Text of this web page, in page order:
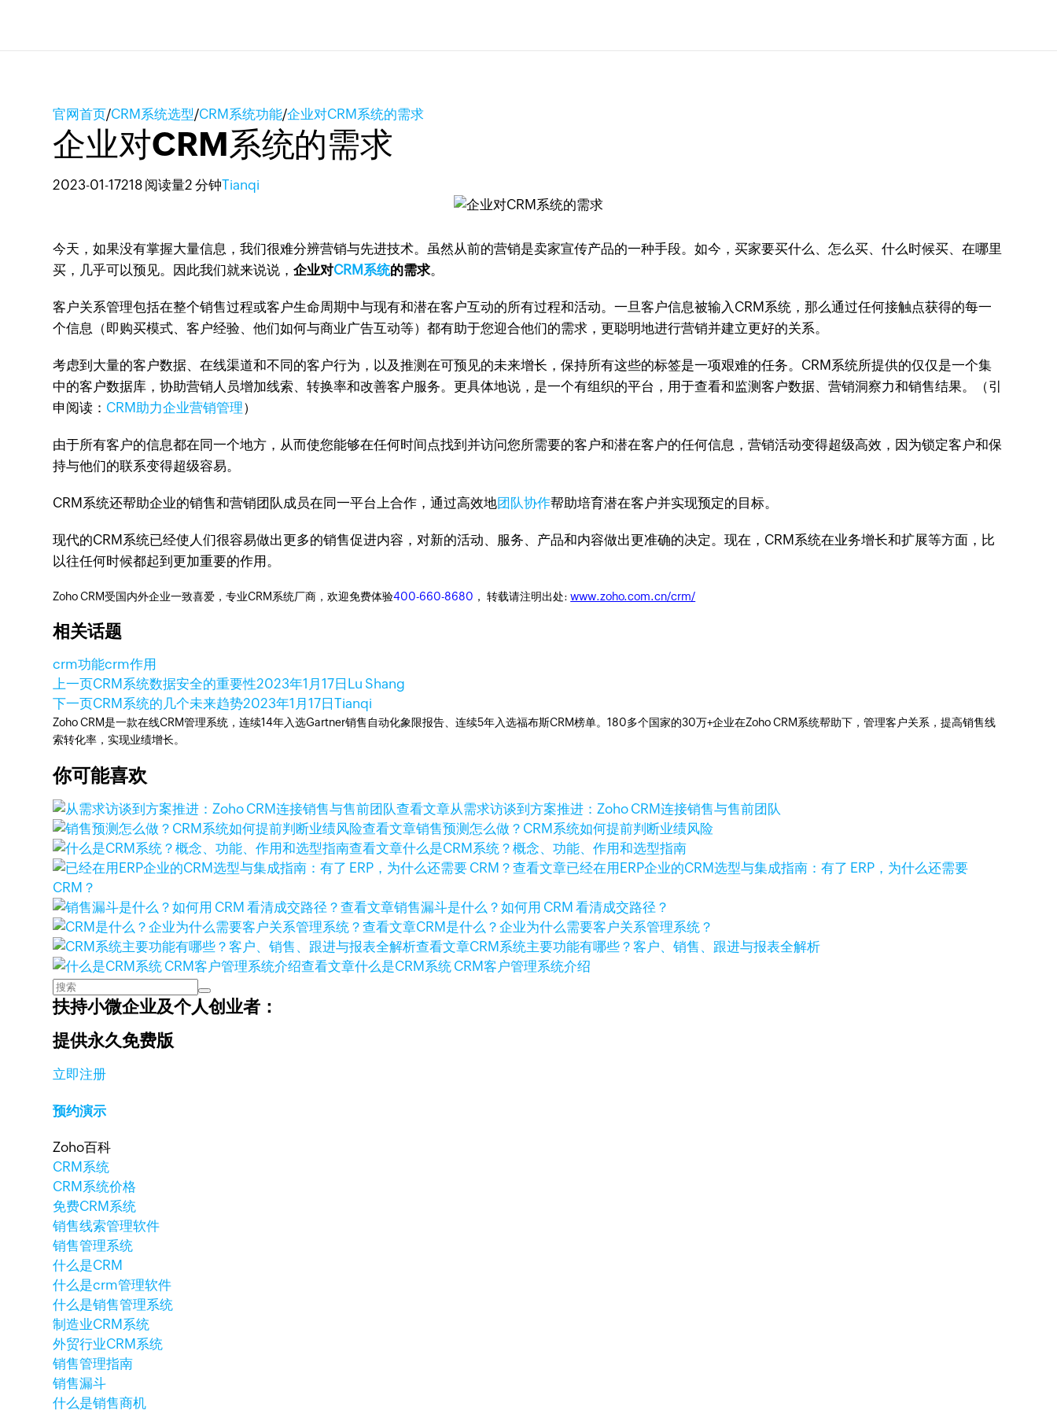
官网首页/CRM系统选型/CRM系统功能/企业对CRM系统的需求
企业对CRM系统的需求
2023-01-17218 阅读量2 分钟Tianqi
今天，如果没有掌握大量信息，我们很难分辨营销与先进技术。虽然从前的营销是卖家宣传产品的一种手段。如今，买家要买什么、怎么买、什么时候买、在哪里
买，几乎可以预见。因此我们就来说说，企业对CRM系统的需求。
客户关系管理包括在整个销售过程或客户生命周期中与现有和潜在客户互动的所有过程和活动。一旦客户信息被输入CRM系统，那么通过任何接触点获得的每一
个信息（即购买模式、客户经验、他们如何与商业广告互动等）都有助于您迎合他们的需求，更聪明地进行营销并建立更好的关系。
考虑到大量的客户数据、在线渠道和不同的客户行为，以及推测在可预见的未来增长，保持所有这些的标签是一项艰难的任务。CRM系统所提供的仅仅是一个集
中的客户数据库，协助营销人员增加线索、转换率和改善客户服务。更具体地说，是一个有组织的平台，用于查看和监测客户数据、营销洞察力和销售结果。（引
申阅读： CRM助力企业营销管理）
由于所有客户的信息都在同一个地方，从而使您能够在任何时间点找到并访问您所需要的客户和潜在客户的任何信息，营销活动变得超级高效，因为锁定客户和保
持与他们的联系变得超级容易。
CRM系统还帮助企业的销售和营销团队成员在同一平台上合作，通过高效地团队协作帮助培育潜在客户并实现预定的目标。
现代的CRM系统已经使人们很容易做出更多的销售促进内容，对新的活动、服务、产品和内容做出更准确的决定。现在，CRM系统在业务增长和扩展等方面，比
以往任何时候都起到更加重要的作用。
Zoho CRM受国内外企业一致喜爱，专业CRM系统厂商，欢迎免费体验400-660-8680 ， 转载请注明出处:www.zoho.com.cn/crm/
相关话题
crm功能crm作用
上一页CRM系统数据安全的重要性2023年1月17日 Lu Shang
下一页CRM系统的几个未来趋势2023年1月17日Tianqi
Zoho CRM是一款在线CRM管理系统，连续14年入选Gartner销售自动化象限报告、连续5年入选福布斯CRM榜单。180多个国家的30万+企业在Zoho CRM系统帮助下，管理客户关系，提高销售线
索转化率，实现业绩增长。
你可能喜欢
查看文章从需求访谈到方案推进：Zoho CRM连接销售与售前团队
查看文章销售预测怎么做？CRM系统如何提前判断业绩风险
查看文章什么是CRM系统？概念、功能、作用和选型指南
查看文章已经在用ERP企业的CRM选型与集成指南：有了 ERP，为什么还需要
CRM？
查看文章销售漏斗是什么？如何用 CRM 看清成交路径？
查看文章CRM是什么？企业为什么需要客户关系管理系统？
查看文章CRM系统主要功能有哪些？客户、销售、跟进与报表全解析
查看文章什么是CRM系统 CRM客户管理系统介绍
扶持小微企业及个人创业者：
提供永久免费版
立即注册
预约演示
Zoho百科
CRM系统
CRM系统价格
免费CRM系统
销售线索管理软件
销售管理系统
什么是CRM
什么是crm管理软件
什么是销售管理系统
制造业CRM系统
外贸行业CRM系统
销售管理指南
销售漏斗
什么是销售商机